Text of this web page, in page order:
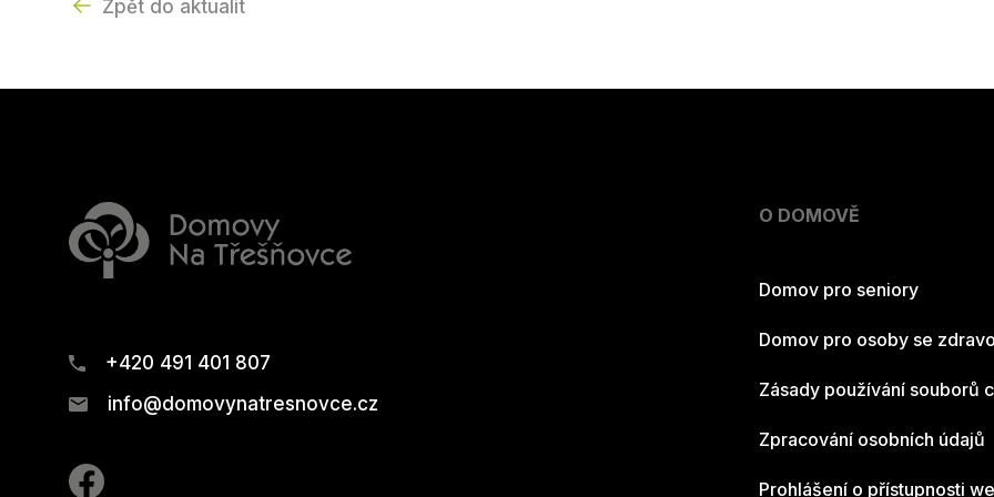
Zpět do aktualit
+420 491 401 807
info@domovynatresnovce.cz
O DOMOVĚ
Domov pro seniory
Domov pro osoby se
Zásady používání souborů
Zpracování osobních údajů
Prohlášení o přístupnosti